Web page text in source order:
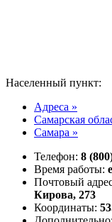
Населенный пункт:
Адреса »
Самарская
Самара »
Телефон: 8
Время работы:
Почтовый
Кирова, 273
Координаты: